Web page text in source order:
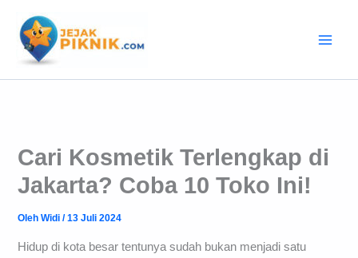
konten
Cari Kosmetik Terlengkap di
Jakarta? Coba 10 Toko Ini!
OlehWidi/13 Juli 2024
Hidup di kota besar tentunya sudah bukan menjadi satu